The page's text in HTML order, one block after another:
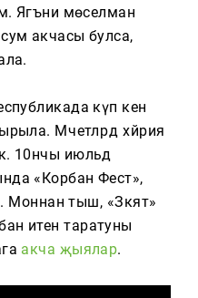
Ягъни мөселман
акчасы булса,
күп кенә
Мәчетләрдә хәйрия
10нчы июльдә
«Корбан Фест»,
Моннан тыш, «Зәкят»
итен таратуны
акча җыялар.